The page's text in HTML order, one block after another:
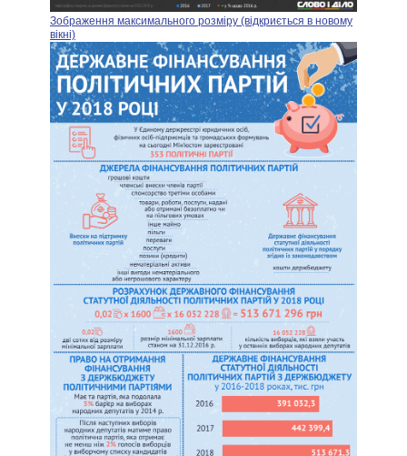
Зображення максимального розміру (відкриється в новому
вікні)